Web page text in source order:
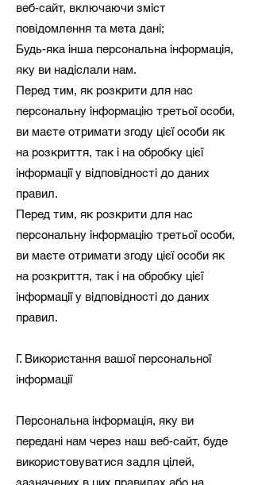
веб-сайт, включаючи зміст
повідомлення та мета дані;
Будь-яка інша персональна інформація,
яку ви надіслали нам.
Перед тим, як розкрити для нас
персональну інформацію третьої особи,
ви маєте отримати згоду цієї особи як
на розкриття, так і на обробку цієї
інформації у відповідності до даних
правил.
Перед тим, як розкрити для нас
персональну інформацію третьої особи,
ви маєте отримати згоду цієї особи як
на розкриття, так і на обробку цієї
інформації у відповідності до даних
правил.
Г. Використання вашої персональної
інформації
Персональна інформація, яку ви
передані нам через наш веб-сайт, буде
використовуватися задля цілей,
зазначених в цих правилах або на